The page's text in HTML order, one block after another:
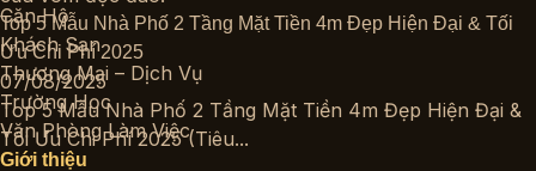
Căn Hộ
Khách Sạn
Thương Mại – Dịch Vụ
Trường Học
Văn Phòng Làm Việc
Giới thiệu
Top 5 Mẫu Nhà Phố 2 Tầng Mặt Tiền 4m Đẹp Hiện Đại & Tối
Ưu Chi Phí 2025
07/08/2025
Top 5 Mẫu Nhà Phố 2 Tầng Mặt Tiền 4m Đẹp Hiện Đại &
Tối Ưu Chi Phí 2025 (Tiêu...